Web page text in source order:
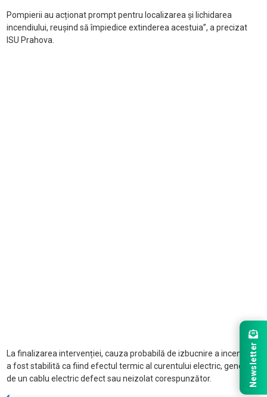
Pompierii au acționat prompt pentru localizarea și lichidarea
incendiului, reușind să împiedice extinderea acestuia”, a precizat
ISU Prahova.
La finalizarea intervenției, cauza probabilă de izbucnire a incendiului
a fost stabilită ca fiind efectul termic al curentului electric, generat
de un cablu electric defect sau neizolat corespunzător.
Newsletter